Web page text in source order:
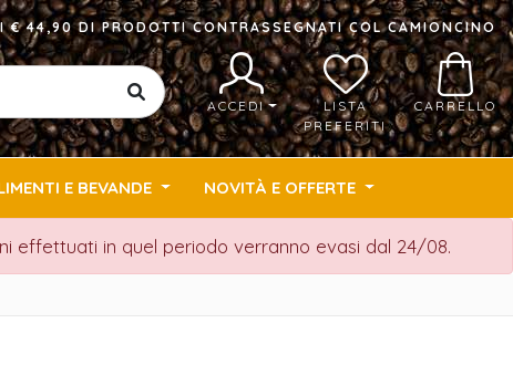
€ 44,90 DI PRODOTTI CONTRASSEGNATI COL CAMIONCINO
ACCEDI
LISTA
PREFERITI
CARRELLO
E BEVANDE NOVITÀ E OFFERTE
effettuati in quel periodo verranno evasi dal 24/08.